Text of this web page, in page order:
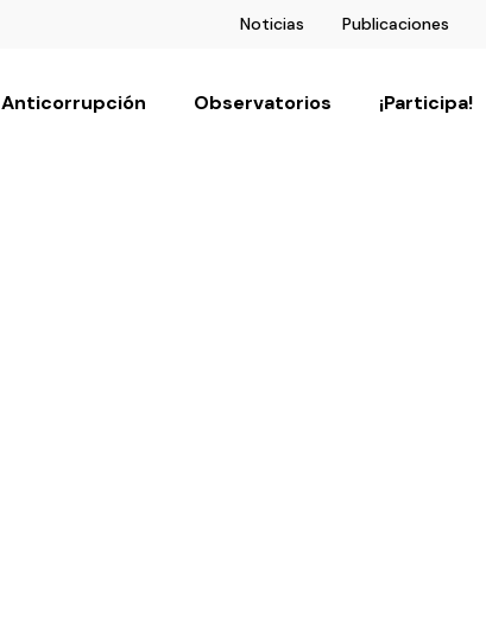
Noticias Publicaciones
Anticorrupción Observatorios ¡Participa!